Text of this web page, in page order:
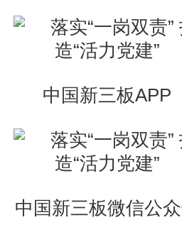
中国新三板APP
中国新三板微信公